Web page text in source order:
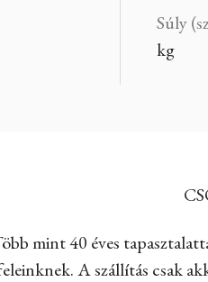
Súly
kg
mint 40 éves
A szállítás csak